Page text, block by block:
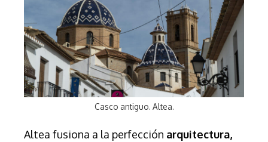
Casco antiguo. Altea.
Altea fusiona a la perfección arquitectura,